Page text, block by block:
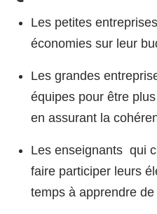
Les petites
économies sur leur
Les grandes
équipes pour être
en assurant la
Les enseignants qui
faire participer leurs
temps à apprendre